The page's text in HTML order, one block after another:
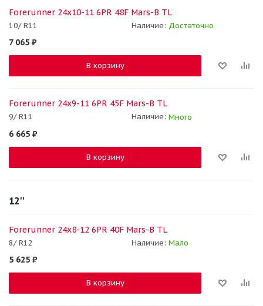
Forerunner 24x10-11 6PR 48F Mars-B TL
10/ R11 Наличие: Достаточно
7 065 ₽
В корзину
Forerunner 24x9-11 6PR 45F Mars-B TL
9/ R11 Наличие: Много
6 665 ₽
В корзину
12''
Forerunner 24x8-12 6PR 40F Mars-B TL
8/ R12 Наличие: Мало
5 625 ₽
В корзину